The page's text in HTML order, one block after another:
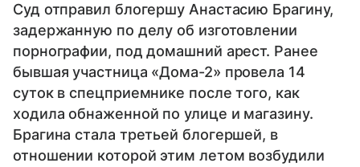
Суд отправил блогершу Анастасию Брагину,
задержанную по делу об изготовлении
порнографии, под домашний арест. Ранее
бывшая участница «Дома-2» провела 14
суток в спецприемнике после того, как
ходила обнаженной по улице и магазину.
Брагина стала третьей блогершей, в
отношении которой этим летом возбудили